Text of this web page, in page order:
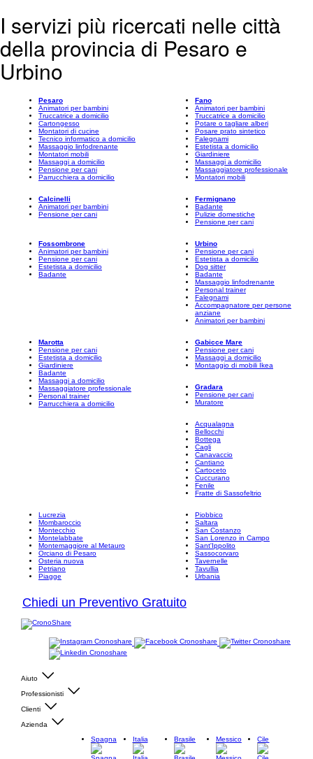
I servizi più ricercati nelle città
della provincia di Pesaro e
Urbino
Pesaro
Animatori per bambini
Truccatrice a domicilio
Cartongesso
Montatori di cucine
Tecnico informatico a domicilio
Massaggio linfodrenante
Montatori mobili
Massaggi a domicilio
Pensione per cani
Parrucchiera a domicilio
Fano
Animatori per bambini
Truccatrice a domicilio
Potare o tagliare alberi
Posare prato sintetico
Falegnami
Estetista a domicilio
Giardiniere
Massaggi a domicilio
Massaggiatore professionale
Montatori mobili
Calcinelli
Animatori per bambini
Pensione per cani
Fermignano
Badante
Pulizie domestiche
Pensione per cani
Fossombrone
Animatori per bambini
Pensione per cani
Estetista a domicilio
Badante
Urbino
Pensione per cani
Estetista a domicilio
Dog sitter
Badante
Massaggio linfodrenante
Personal trainer
Falegnami
Accompagnatore per persone
anziane
Animatori per bambini
Marotta
Pensione per cani
Estetista a domicilio
Giardiniere
Badante
Massaggi a domicilio
Massaggiatore professionale
Personal trainer
Parrucchiera a domicilio
Gabicce Mare
Pensione per cani
Massaggi a domicilio
Montaggio di mobili Ikea
Gradara
Pensione per cani
Muratore
Acqualagna
Bellocchi
Bottega
Cagli
Canavaccio
Cantiano
Cartoceto
Cuccurano
Fenile
Fratte di Sassofeltrio
Lucrezia
Mombaroccio
Montecchio
Montelabbate
Montemaggiore al Metauro
Orciano di Pesaro
Osteria nuova
Petriano
Piagge
Piobbico
Saltara
San Costanzo
San Lorenzo in Campo
Sant'Ippolito
Sassocorvaro
Tavernelle
Tavullia
Urbania
Chiedi un Preventivo Gratuito
Aiuto
Professionisti
Clienti
Azienda
Spagna
Italia Brasile Messico Cile